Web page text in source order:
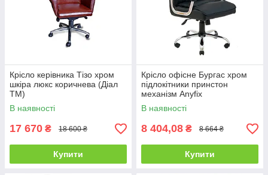
Крісло керівника Тізо хром
шкіра люкс коричнева (Діал
ТМ)
В наявності
17 670 ₴ 18 600 ₴
Купити
Крісло офісне Бургас хром
підлокітники принстон
механізм Anyfix
шкірозамінник Чорний
(Richman ТМ)
В наявності
8 404,08 ₴ 8 664 ₴
Купити